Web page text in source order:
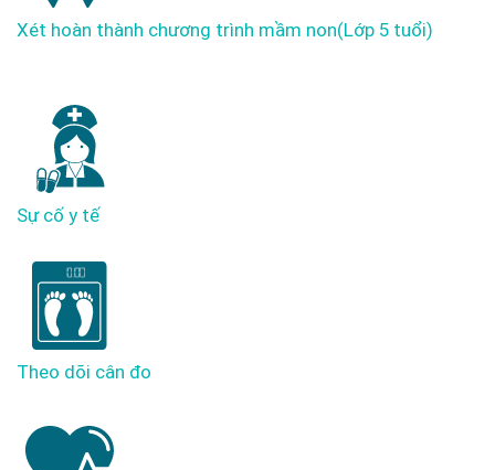
Xét hoàn thành chương trình mầm non(Lớp 5 tuổi)
Sự cố y tế
Theo dõi cân đo